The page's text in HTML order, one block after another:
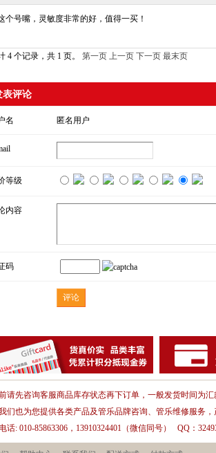
个号嘴，灵敏度非常的好，值得一买！
4 个记录，共 1 页。 第一页 上一页 下一页 最末页
表评论
名 匿名用户
等级
内容
码
请先咨询客服商品库存状态再下订单，一般发货时间为汇
们也为您提供各类产品及管乐品牌咨询、管乐维修服务
话: 010-85863306，13910324401（微信同号） QQ：